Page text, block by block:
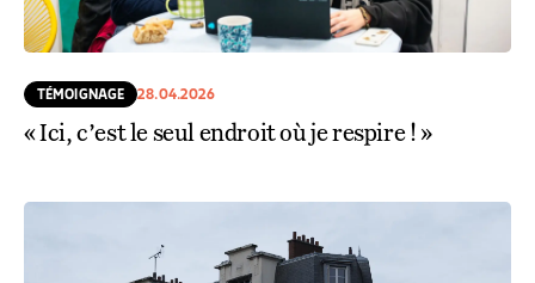
TÉMOIGNAGE 28.04.2026
« Ici, c’est le seul endroit où je respire ! »